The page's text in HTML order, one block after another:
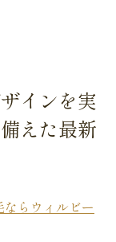
インを実
えた最新
ならウィルビー